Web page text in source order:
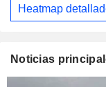
Heatmap
Noticias